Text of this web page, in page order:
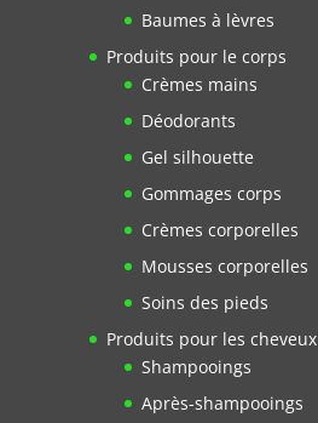
Baumes à lèvres
Produits pour le corps
Crèmes mains
Déodorants
Gel silhouette
Gommages corps
Crèmes corporelles
Mousses corporelles
Soins des pieds
Produits pour les cheveux
Shampooings
Après-shampooings